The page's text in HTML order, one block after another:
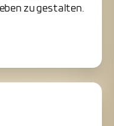
zu gestalten.